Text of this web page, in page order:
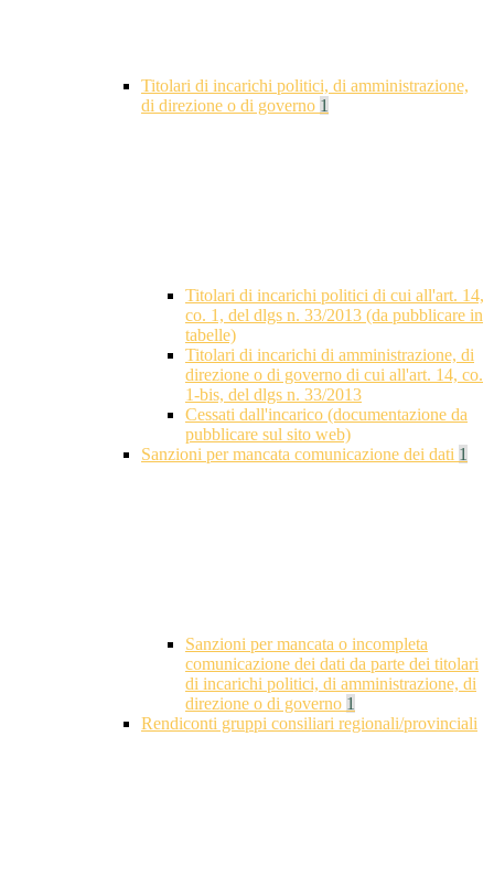
Titolari di incarichi politici, di amministrazione,
di direzione o di governo 1
Titolari di incarichi politici di cui all'art. 14,
co. 1, del dlgs n. 33/2013 (da pubblicare in
tabelle)
Titolari di incarichi di amministrazione, di
direzione o di governo di cui all'art. 14, co.
1-bis, del dlgs n. 33/2013
Cessati dall'incarico (documentazione da
pubblicare sul sito web)
Sanzioni per mancata comunicazione dei dati 1
Sanzioni per mancata o incompleta
comunicazione dei dati da parte dei titolari
di incarichi politici, di amministrazione, di
direzione o di governo 1
Rendiconti gruppi consiliari regionali/provinciali